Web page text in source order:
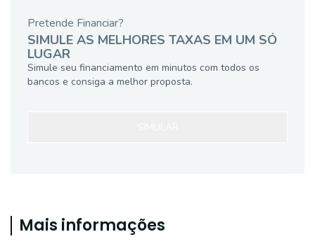
Pretende Financiar?
SIMULE AS MELHORES TAXAS EM UM SÓ
LUGAR
Simule seu financiamento em minutos com todos os
bancos e consiga a melhor proposta.
Mais informações